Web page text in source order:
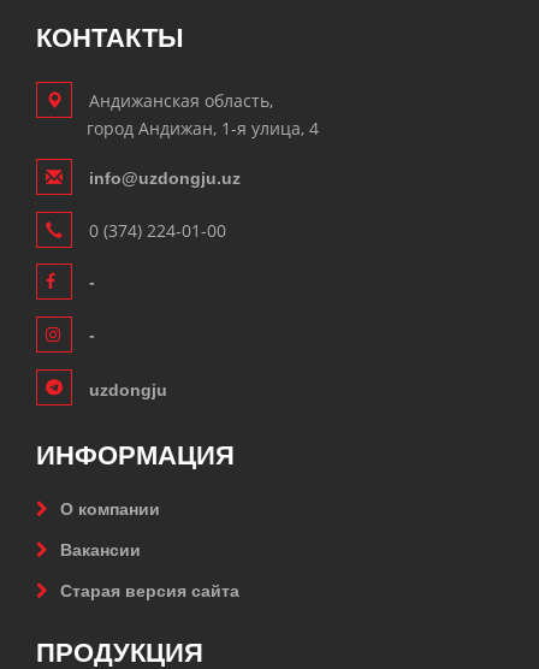
КОНТАКТЫ
Андижанская область,
город Андижан, 1-я улица, 4
info@uzdongju.uz
0 (374) 224-01-00
-
-
uzdongju
ИНФОРМАЦИЯ
О компании
Вакансии
Старая версия сайта
ПРОДУКЦИЯ